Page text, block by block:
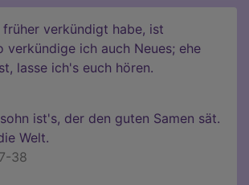
früher verkündigt habe, ist
verkündige ich auch Neues; ehe
lasse ich's euch hören.
ist's, der den guten Samen sät.
Welt.
38